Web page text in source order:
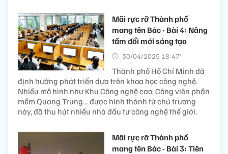
Mãi rực rỡ Thành phố
mang tên Bác - Bài 4: Nâng
tầm đổi mới sáng tạo
30/04/2025 18:47’
Thành phố Hồ Chí Minh đã
định hướng phát triển dựa trên khoa học công nghệ.
Nhiều mô hình như Khu Công nghệ cao, Công viên phần
mềm Quang Trung… được hình thành từ chủ trương
này, đã thu hút nhiều nhà đầu tư công nghệ thế giới.
Mãi rực rỡ Thành phố
mang tên Bác - Bài 3: Tiên